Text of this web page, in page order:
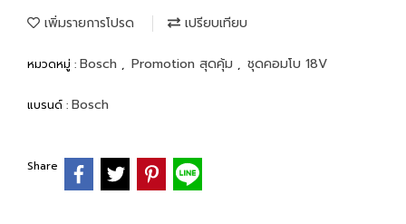
เพิ่มรายการโปรด เปรียบเทียบ
หมวดหมู่ : Bosch , Promotion สุดคุ้ม , ชุดคอมโบ 18V
แบรนด์ : Bosch
Share